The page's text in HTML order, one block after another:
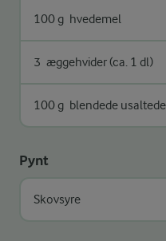
100 g hvedemel
3 æggehvider (ca. 1 dl)
100 g blendede
Pynt
Skovsyre